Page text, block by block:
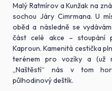
Malý Ratmírov a Kunžak na
sochou Járy Cimrmana. U
oběd a následně se
část celé akce – stoupání
Kaproun. Kamenitá cestička
terénem pro vozíky a (už
„Naštěstí“ nás v tom
půlhodinový deštík.